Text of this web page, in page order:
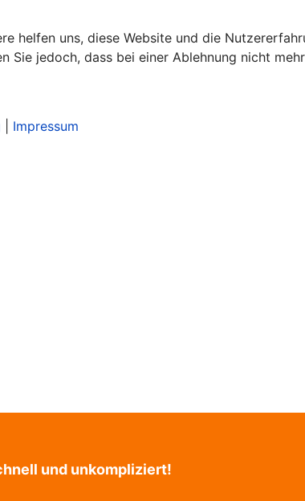
und unkompliziert!
helfen uns, diese Website und die
jedoch, dass bei einer Ablehnung nicht
Impressum